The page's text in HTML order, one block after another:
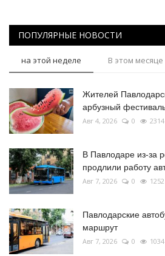
ПОПУЛЯРНЫЕ НОВОСТИ
на этой неделе В этом месяце
Жителей
арбузный
Авг 4, 2026 0 2314
В Павлодаре из-за
продлили работу
Авг 7, 2026 0 1252
Павлодарские
маршрут
Авг 7, 2026 0 1034